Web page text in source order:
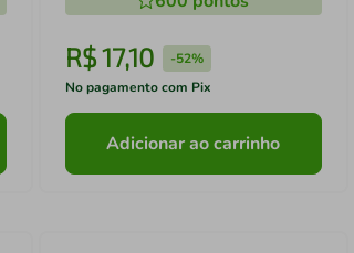
R$17,10 -52%
No pagamento com Pix
Adicionar ao carrinho